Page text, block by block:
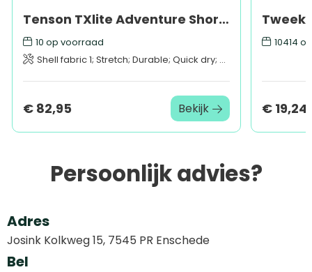
Tenson TXlite Adventure Shorts Men
10 op voorraad
Shell fabric 1; Stretch; Durable; Quick dry; 90% Recycled Polyamide, 10% Elastane
€ 82,95 Bekijk
10414
€ 19,24
Persoonlijk advies?
Adres
Josink Kolkweg 15, 7545 PR Enschede
Bel